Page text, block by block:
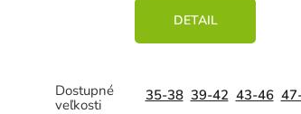
DETAIL
35-38 39-42 43-46